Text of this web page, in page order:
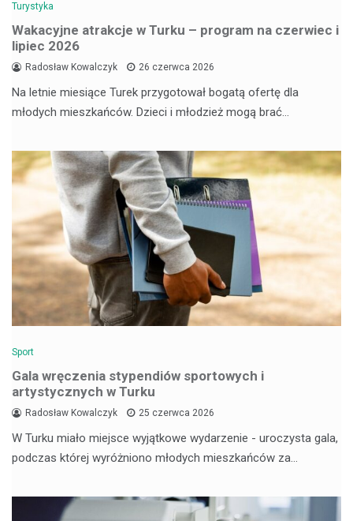
Turystyka
Wakacyjne atrakcje w Turku – program na czerwiec i
lipiec 2026
Radosław Kowalczyk 26 czerwca 2026
Na letnie miesiące Turek przygotował bogatą ofertę dla
młodych mieszkańców. Dzieci i młodzież mogą brać…
Sport
Gala wręczenia stypendiów sportowych i
artystycznych w Turku
Radosław Kowalczyk 25 czerwca 2026
W Turku miało miejsce wyjątkowe wydarzenie - uroczysta gala,
podczas której wyróżniono młodych mieszkańców za…